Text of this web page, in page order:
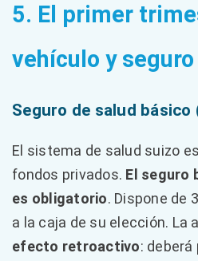
5. El primer
vehículo y seguro
Seguro de salud básico
El sistema de salud suizo
fondos privados. El seguro
es obligatorio. Dispone de
a la caja de su elección. La
efecto retroactivo: deberá